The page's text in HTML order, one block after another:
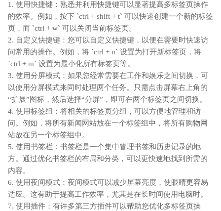
1. 使用快捷键：熟悉并利用快捷键可以显著提高多标签页操作
的效率。例如，按下 `ctrl + shift + t` 可以快速创建一个新的标签
页，而 `ctrl + w` 可以关闭当前标签页。
2. 自定义快捷键：您可以自定义快捷键，以便在需要时快速访
问常用的操作。例如，将 `ctrl + n` 设置为打开新标签页，将
`ctrl + m` 设置为最小化所有标签页等。
3. 使用分屏模式：如果您经常需要在工作和娱乐之间切换，可
以使用分屏模式来同时处理两个任务。只需点击屏幕右上角的
“扩展”图标，然后选择“分屏”，即可在两个标签页之间切换。
4. 使用标签组：将相关的标签页分组，可以方便地管理和访
问。例如，将所有新闻网站放在一个标签组中，将所有购物网
站放在另一个标签组中。
5. 使用书签栏：书签栏是一个集中管理书签和历史记录的地
方。通过优化书签栏的布局和分类，可以更快速地找到所需的
内容。
6. 使用夜间模式：夜间模式可以减少屏幕亮度，使眼睛更容易
适应。这有助于提高工作效率，尤其是在长时间使用电脑时。
7. 使用插件：有许多第三方插件可以帮助您优化多标签页操